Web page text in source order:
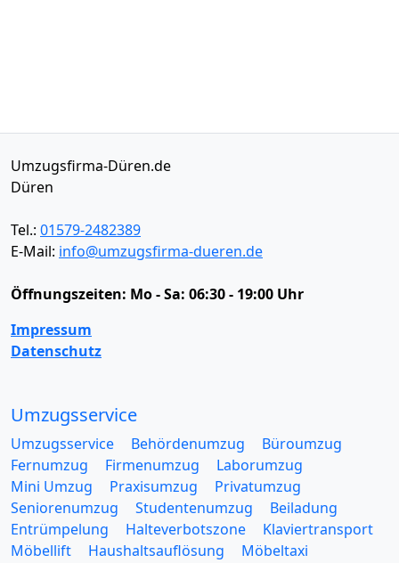
Umzugsfirma-Düren.de
Düren
Tel.: 01579-2482389
E-Mail: info@umzugsfirma-dueren.de
Öffnungszeiten: Mo - Sa: 06:30 - 19:00 Uhr
Impressum
Datenschutz
Umzugsservice
Umzugsservice Behördenumzug
Büroumzug
Fernumzug
Firmenumzug
Laborumzug
Mini Umzug
Praxisumzug
Privatumzug
Seniorenumzug
Studentenumzug
Beiladung
Entrümpelung
Halteverbotszone
Klaviertransport
Möbellift
Haushaltsauflösung
Möbeltaxi